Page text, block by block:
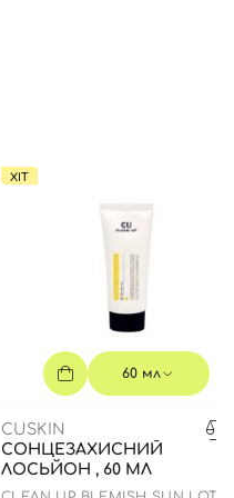
ХІТ
60 мл
CUSKIN
СОНЦЕЗАХИСНИЙ
ЛОСЬЙОН , 60 МЛ